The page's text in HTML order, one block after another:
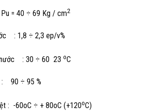
= 40 ÷ 69 Kg / cm2
: 1,8 ÷ 2,3 ep/v%
: 30 ÷ 60 23 oC
: 90 ÷ 95 %
: -60oC ÷ + 80oC (+120oC)